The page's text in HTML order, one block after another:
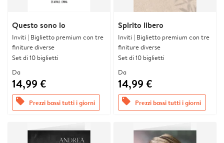
Questo sono io
Inviti | Biglietto premium con tre
finiture diverse
Set di 10 biglietti
Da
14,99 €
offers Prezzi bassi tutti i giorni
Spirito libero
Inviti | Biglietto premium con tre
finiture diverse
Set di 10 biglietti
Da
14,99 €
offers Prezzi bassi tutti i giorni